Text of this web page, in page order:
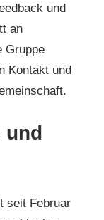
und
an
Gruppe
Kontakt und
seit Februar